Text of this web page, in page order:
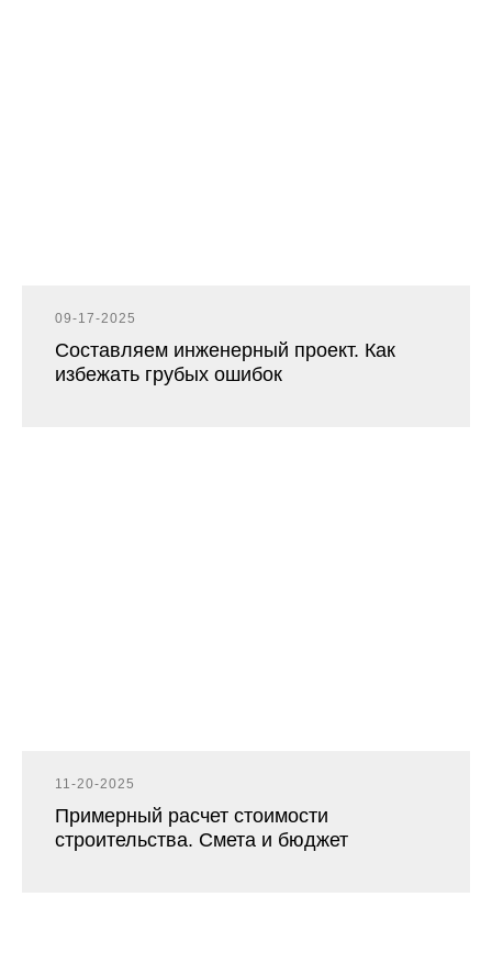
09-17-2025
Составляем инженерный проект. Как
избежать грубых ошибок
11-20-2025
Примерный расчет стоимости
строительства. Смета и бюджет